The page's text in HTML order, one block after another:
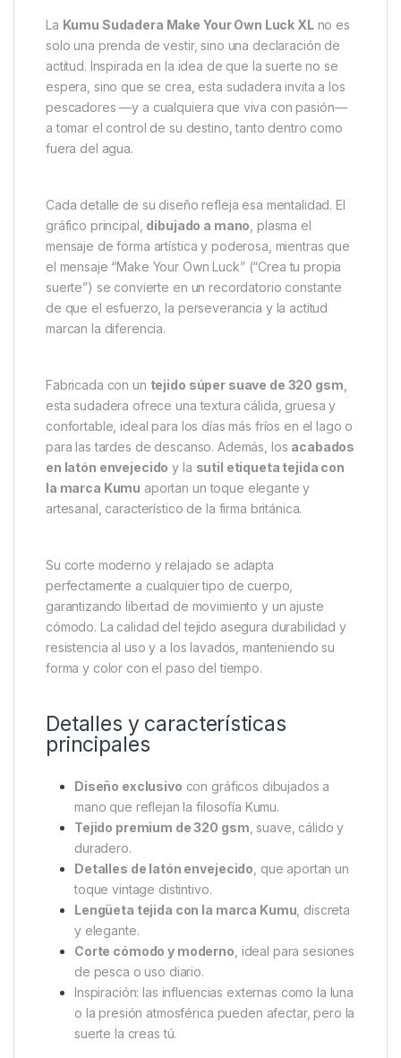
La Kumu Sudadera Make Your Own Luck XLno es
solo una prenda de vestir, sino una declaración de
actitud. Inspirada en la idea de que la suerte no se
espera, sino que se crea, esta sudadera invita a los
pescadores —y a cualquiera que viva con pasión—
a tomar el control de su destino, tanto dentro como
fuera del agua.
Cada detalle de su diseño refleja esa mentalidad. El
gráfico principal, dibujado a mano , plasma el
mensaje de forma artística y poderosa, mientras que
el mensaje “Make Your Own Luck” (“Crea tu propia
suerte”) se convierte en un recordatorio constante
de que el esfuerzo, la perseverancia y la actitud
marcan la diferencia.
Fabricada con un tejido súper suave de 320 gsm
esta sudadera ofrece una textura cálida, gruesa y
confortable, ideal para los días más fríos en el lago o
para las tardes de descanso. Además, los acabados
en latón envejecido y la sutil etiqueta tejida con
la marca Kumu aportan un toque elegante y
artesanal, característico de la firma británica.
Su corte moderno y relajado se adapta
perfectamente a cualquier tipo de cuerpo,
garantizando libertad de movimiento y un ajuste
cómodo. La calidad del tejido asegura durabilidad y
resistencia al uso y a los lavados, manteniendo su
forma y color con el paso del tiempo.
Detalles y características
principales
Diseño exclusivo con gráficos dibujados a
mano que reflejan la filosofía Kumu.
Tejido premium de 320 gsm , suave, cálido y
duradero.
Detalles de latón envejecido , que aportan un
toque vintage distintivo.
Lengüeta tejida con la marca Kumu , discreta
y elegante.
Corte cómodo y moderno , ideal para sesiones
de pesca o uso diario.
Inspiración: las influencias externas como la luna
o la presión atmosférica pueden afectar, pero la
suerte la creas tú.